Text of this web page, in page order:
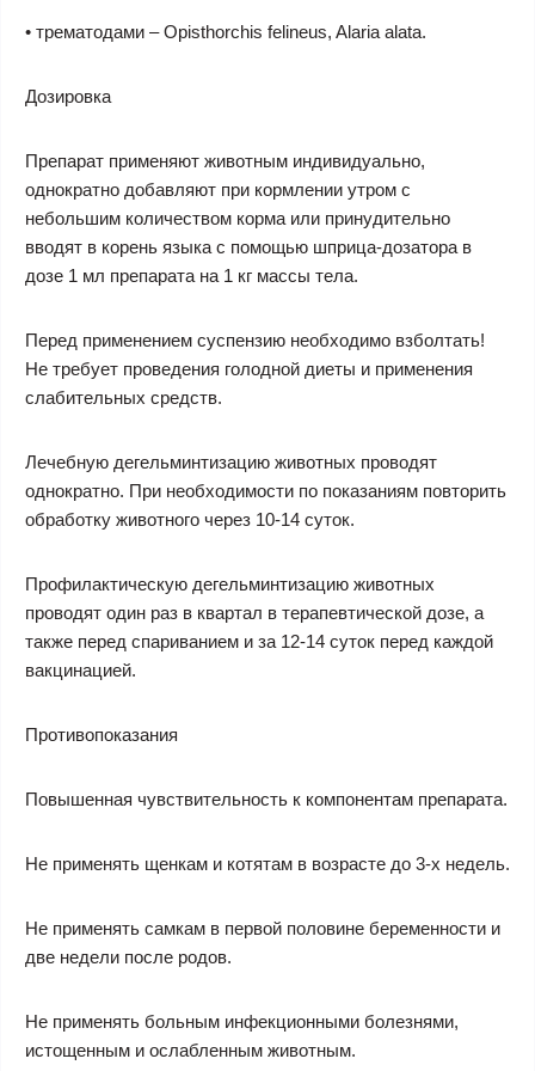
• трематодами – Opisthorchis felineus, Alaria alata.
Дозировка
Препарат применяют животным индивидуально,
однократно добавляют при кормлении утром с
небольшим количеством корма или принудительно
вводят в корень языка с помощью шприца-дозатора в
дозе 1 мл препарата на 1 кг массы тела.
Перед применением суспензию необходимо взболтать!
Не требует проведения голодной диеты и применения
слабительных средств.
Лечебную дегельминтизацию животных проводят
однократно. При необходимости по показаниям повторить
обработку животного через 10-14 суток.
Профилактическую дегельминтизацию животных
проводят один раз в квартал в терапевтической дозе, а
также перед спариванием и за 12-14 суток перед каждой
вакцинацией.
Противопоказания
Повышенная чувствительность к компонентам препарата.
Не применять щенкам и котятам в возрасте до 3-х недель.
Не применять самкам в первой половине беременности и
две недели после родов.
Не применять больным инфекционными болезнями,
истощенным и ослабленным животным.